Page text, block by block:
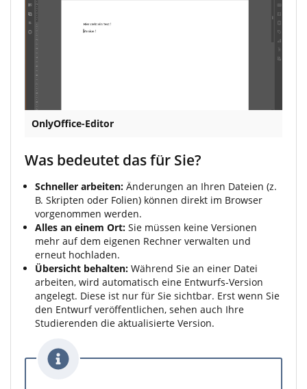
OnlyOffice-Editor
Was bedeutet das für Sie?
Schneller arbeiten: Änderungen an Ihren Dateien (z.
B. Skripten oder Folien) können direkt im Browser
vorgenommen werden.
Alles an einem Ort: Sie müssen keine Versionen
mehr auf dem eigenen Rechner verwalten und
erneut hochladen.
Übersicht behalten: Während Sie an einer Datei
arbeiten, wird automatisch eine Entwurfs-Version
angelegt. Diese ist nur für Sie sichtbar. Erst wenn Sie
den Entwurf veröffentlichen, sehen auch Ihre
Studierenden die aktualisierte Version.